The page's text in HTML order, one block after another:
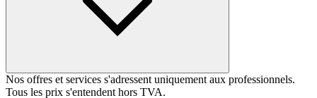
Nos offres et services s'adressent uniquement aux professionnels.
Tous les prix s'entendent hors TVA.